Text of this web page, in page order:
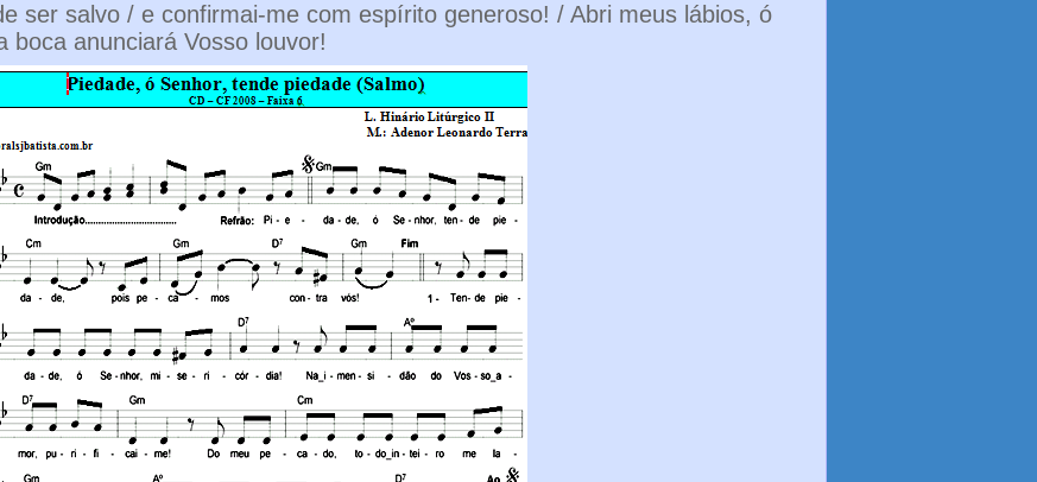
ser salvo / e confirmai-me com espírito generoso! / Abri meus lábios, ó
boca anunciará Vosso louvor!